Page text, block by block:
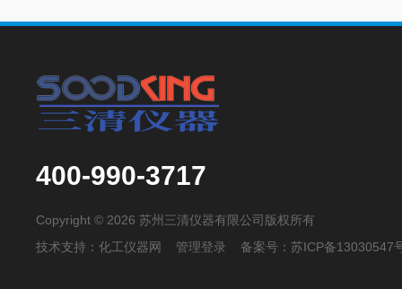
400-990-3717
Copyright © 2026 苏州三清仪器有限公司版权所有
技术支持：化工仪器网 管理登录 备案号：苏ICP备13030547